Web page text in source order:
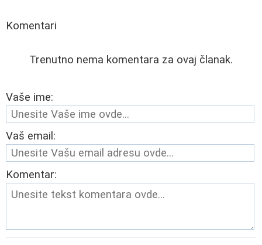
Komentari
Trenutno nema komentara za ovaj članak.
Vaše ime:
Vaš email:
Komentar: